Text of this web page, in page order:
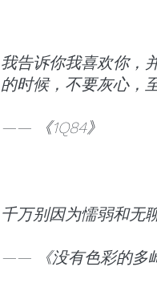
我告诉你我喜欢你，
的时候，不要灰心，
—— 《1Q84》
千万别因为懦弱和无
—— 《没有色彩的多